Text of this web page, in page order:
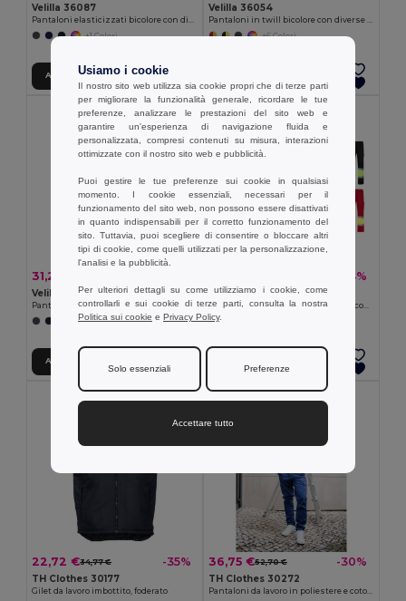
Velilla 36087
+1 Colori
Aggiungi al carrello
Velilla 36054
+6 Colori
31,29 €
Velilla 36021
Pantaloni elasticizzati bicolore con diverse tasche (240g/m²), in cotone (46%), EME (38%) e poliestere (16%)
+1 Colori
Aggiungi al carrello
-34%
Velilla 36052
22,72 €34,77 € -35%
TH Clothes 30177
Gilet da lavoro imbottito, foderato
36,75 €52,70 € -30%
TH Clothes 30272
Usiamo i cookie
Il nostro sito web utilizza sia cookie propri che di terze parti
per migliorare la funzionalità generale, ricordare le tue
preferenze, analizzare le prestazioni del sito web e
garantire un'esperienza di navigazione fluida e
personalizzata, compresi contenuti su misura, interazioni
ottimizzate con il nostro sito web e pubblicità.
Puoi gestire le tue preferenze sui cookie in qualsiasi
momento. I cookie essenziali, necessari per il
funzionamento del sito web, non possono essere disattivati
in quanto indispensabili per il corretto funzionamento del
sito. Tuttavia, puoi scegliere di consentire o bloccare altri
tipi di cookie, come quelli utilizzati per la personalizzazione,
l'analisi e la pubblicità.
Per ulteriori dettagli su come utilizziamo i cookie, come
controllarli e sui cookie di terze parti, consulta la nostra
Politica sui cookie e Privacy Policy.
Solo essenziali Preferenze
Accettare tutto